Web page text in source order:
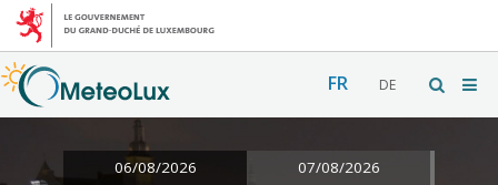
FR DE
06/08/2026 07/08/2026